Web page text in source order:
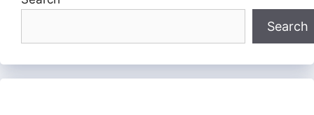
Search